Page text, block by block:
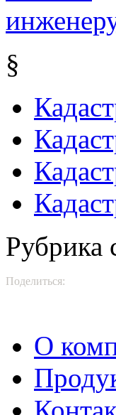
§
Рубрика
Поделиться:
О